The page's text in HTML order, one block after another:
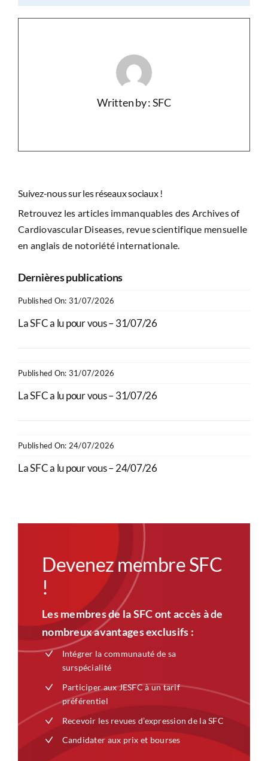
Suivez-nous sur les réseaux sociaux !
Retrouvez les articles immanquables des Archives of
Cardiovascular Diseases, revue scientifique mensuelle
en anglais de notoriété internationale.
Dernières publications
Published On: 31/07/2026
La SFC a lu pour vous – 31/07/26
Published On: 31/07/2026
La SFC a lu pour vous – 31/07/26
Published On: 24/07/2026
La SFC a lu pour vous – 24/07/26
Written by : SFC
Devenez membre SFC
!
Les membres de la SFC ont accès à de
nombreux avantages exclusifs :
Intégrer la communauté de sa
surspécialité
Participer aux JESFC à un tarif
préférentiel
Recevoir les revues d’expression de la SFC
Candidater aux prix et bourses